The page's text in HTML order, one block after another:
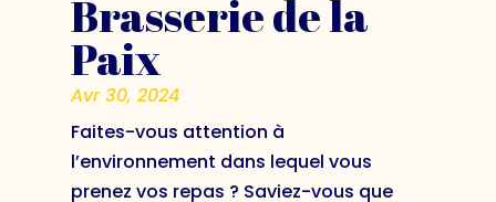
Brasserie de la
Paix
Avr 30, 2024
Faites-vous attention à
l’environnement dans lequel vous
prenez vos repas ? Saviez-vous que